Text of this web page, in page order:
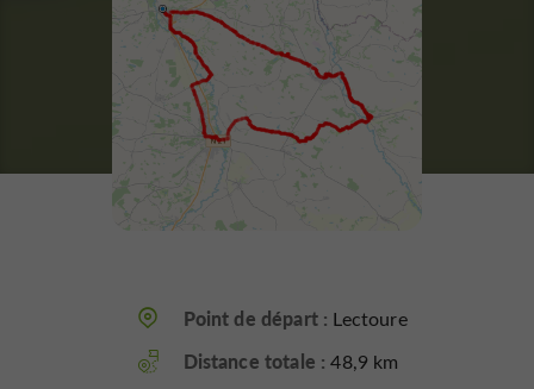
Point de départ : Lectoure
Distance totale :48,9 km